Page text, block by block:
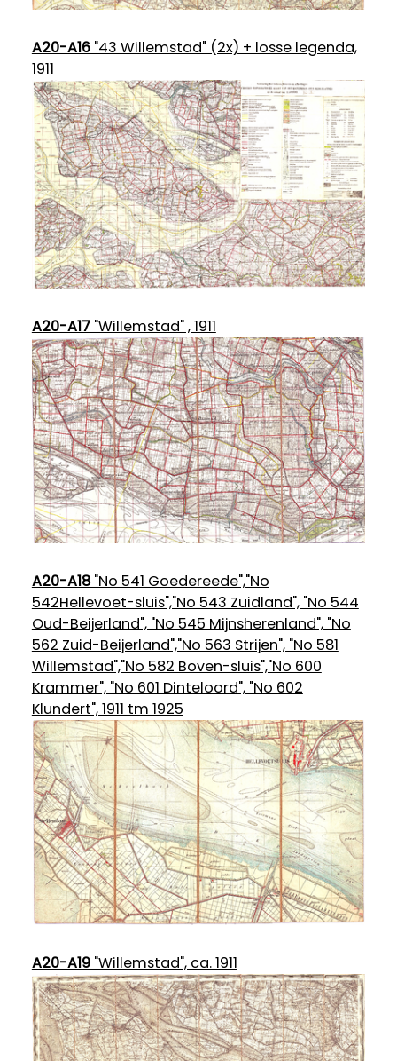
A20-A16"43 Willemstad" (2x) + losse legenda,
1911
A20-A17"Willemstad" , 1911
A20-A18"No 541 Goedereede","No
542Hellevoet-sluis","No 543 Zuidland", "No 544
Oud-Beijerland", "No 545 Mijnsherenland", "No
562 Zuid-Beijerland","No 563 Strijen", "No 581
Willemstad","No 582 Boven-sluis","No 600
Krammer", "No 601 Dinteloord", "No 602
Klundert", 1911 tm 1925
A20-A19"Willemstad", ca. 1911